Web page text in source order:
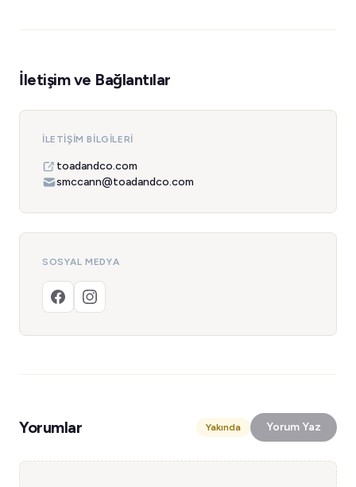
İletişim ve Bağlantılar
İLETIŞIM BILGILERI
toadandco.com
smccann@toadandco.com
SOSYAL MEDYA
Yorumlar Yakında Yorum Yaz